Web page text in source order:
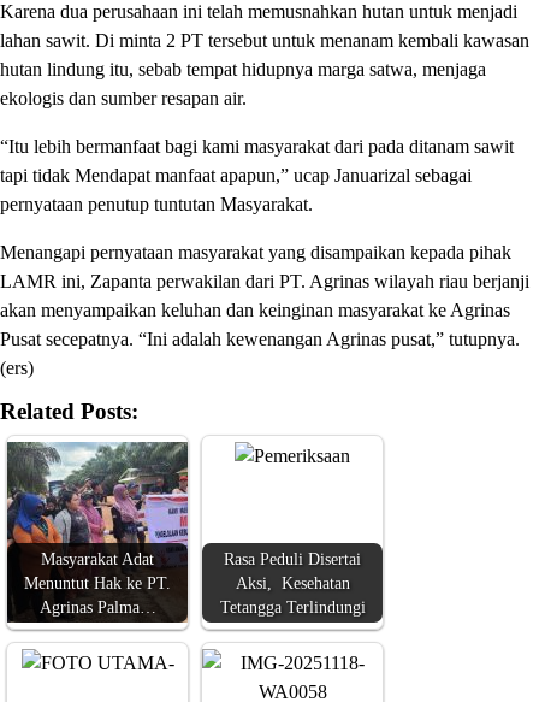
Karena dua perusahaan ini telah memusnahkan hutan untuk menjadi
lahan sawit. Di minta 2 PT tersebut untuk menanam kembali kawasan
hutan lindung itu, sebab tempat hidupnya marga satwa, menjaga
ekologis dan sumber resapan air.
“Itu lebih bermanfaat bagi kami masyarakat dari pada ditanam sawit
tapi tidak Mendapat manfaat apapun,” ucap Januarizal sebagai
pernyataan penutup tuntutan Masyarakat.
Menangapi pernyataan masyarakat yang disampaikan kepada pihak
LAMR ini, Zapanta perwakilan dari PT. Agrinas wilayah riau berjanji
akan menyampaikan keluhan dan keinginan masyarakat ke Agrinas
Pusat secepatnya. “Ini adalah kewenangan Agrinas pusat,” tutupnya.
(ers)
Related Posts:
Masyarakat Adat
Menuntut Hak ke PT.
Agrinas Palma…
Rasa Peduli Disertai
Aksi, Kesehatan
Tetangga Terlindungi